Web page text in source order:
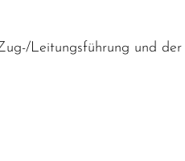
Leitungsführung und